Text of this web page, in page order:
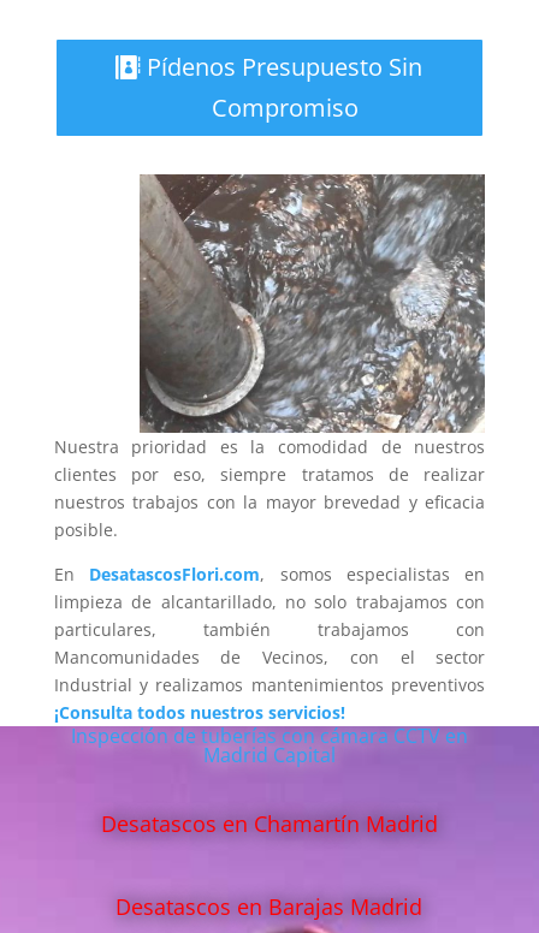
Pídenos Presupuesto Sin
Compromiso
Nuestra prioridad es la comodidad de nuestros
clientes por eso, siempre tratamos de realizar
nuestros trabajos con la mayor brevedad y eficacia
posible.
En DesatascosFlori.com, somos especialistas en
limpieza de alcantarillado, no solo trabajamos con
particulares, también trabajamos con
Mancomunidades de Vecinos, con el sector
Industrial y realizamos mantenimientos preventivos
¡Consulta todos nuestros servicios!
Inspección de tuberías con cámara CCTV en
Madrid Capital
Desatascos en Chamartín Madrid
Desatascos en Barajas Madrid